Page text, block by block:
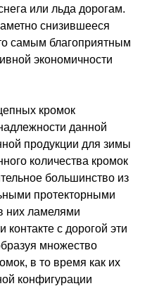
или льда дорогам.
снизившееся
самым благоприятным
экономичности
кромок
данной
продукции для зимы
количества кромок
большинство из
протекторными
них ламелями
с дорогой эти
множество
в то время как их
конфигурации